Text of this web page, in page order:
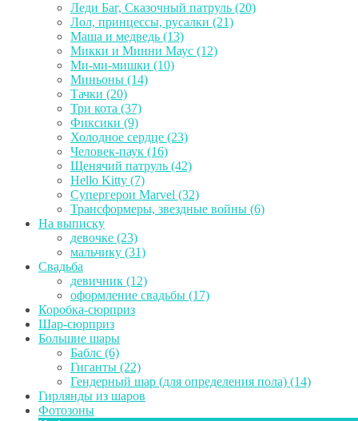
Леди Баг, Сказочный патруль (20)
Лол, принцессы, русалки (21)
Маша и медведь (13)
Микки и Минни Маус (12)
Ми-ми-мишки (10)
Миньоны (14)
Тачки (20)
Три кота (37)
Фиксики (9)
Холодное сердце (23)
Человек-паук (16)
Щенячий патруль (42)
Hello Kitty (7)
Супергерои Marvel (32)
Трансформеры, звездные войны (6)
На выписку
девочке (23)
мальчику (31)
Свадьба
девичник (12)
оформление свадьбы (17)
Коробка-сюрприз
Шар-сюрприз
Большие шары
Баблс (6)
Гиганты (22)
Гендерный шар (для определения пола) (14)
Гирлянды из шаров
Фотозоны